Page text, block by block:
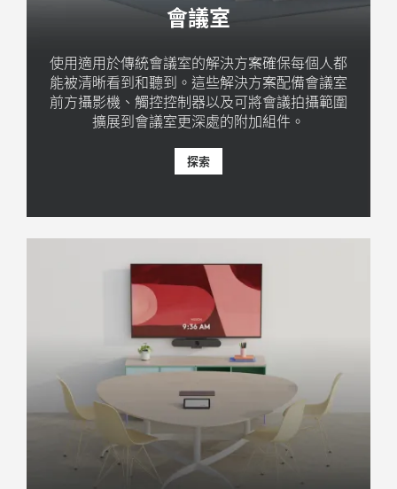
會議室
使用適用於傳統會議室的解決方案確保每個人都
能被清晰看到和聽到。這些解決方案配備會議室
前方攝影機、觸控控制器以及可將會議拍攝範圍
擴展到會議室更深處的附加組件。
探索